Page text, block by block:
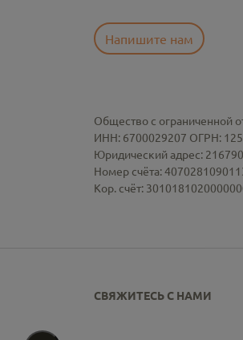
Напишите нам
Общество с ограниченной
ИНН: 6700029207 ОГРН:
Юридический адрес:
Номер счёта:
Кор. счёт:
СВЯЖИТЕСЬ С НАМИ